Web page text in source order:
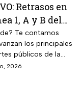
Retrasos en
1, A y B del
sin
hoy
6 de agosto
Te contamos
los principales
públicos de la
este jueves.
2026